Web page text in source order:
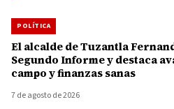
POLÍTICA
El alcalde de Tuzantla
Segundo Informe y destaca
campo y finanzas sanas
7 de agosto de 2026